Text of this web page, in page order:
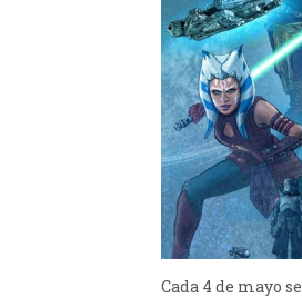
Cada 4 de mayo